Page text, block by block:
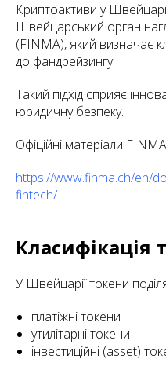
Криптоактиви у
Швейцарський орган
(FINMA), який визначає
до фандрейзингу.
Такий підхід сприяє
юридичну безпеку.
Офіційні матеріали
https://www.finma.ch/en/
fintech/
Класифікація
У Швейцарії токени
платіжні токени
утилітарні токени
інвестиційні (asset)